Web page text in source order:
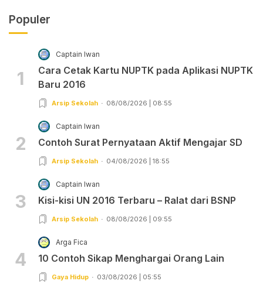
Populer
1
Captain Iwan
Cara Cetak Kartu NUPTK pada Aplikasi NUPTK
Baru 2016
Arsip Sekolah 08/08/2026 | 08:55
2
Captain Iwan
Contoh Surat Pernyataan Aktif Mengajar SD
Arsip Sekolah 04/08/2026 | 18:55
3
Captain Iwan
Kisi-kisi UN 2016 Terbaru – Ralat dari BSNP
Arsip Sekolah 08/08/2026 | 09:55
4
Arga Fica
10 Contoh Sikap Menghargai Orang Lain
Gaya Hidup 03/08/2026 | 05:55